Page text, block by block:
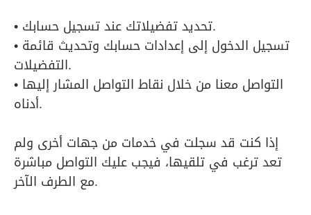
• تحديد تفضيلاتك عند تسجيل حسابك.
• تسجيل الدخول إلى إعدادات حسابك وتحديث قائمة
التفضيلات.
• التواصل معنا من خلال نقاط التواصل المشار إليها
أدناه.
إذا كنت قد سجلت في خدمات من جهات أخرى ولم
تعد ترغب في تلقيها، فيجب عليك التواصل مباشرة
مع الطرف الآخر.